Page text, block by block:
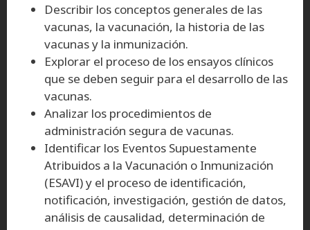
Describir los conceptos generales de las
vacunas, la vacunación, la historia de las
vacunas y la inmunización.
Explorar el proceso de los ensayos clínicos
que se deben seguir para el desarrollo de las
vacunas.
Analizar los procedimientos de
administración segura de vacunas.
Identificar los Eventos Supuestamente
Atribuidos a la Vacunación o Inmunización
(ESAVI) y el proceso de identificación,
notificación, investigación, gestión de datos,
análisis de causalidad, determinación de